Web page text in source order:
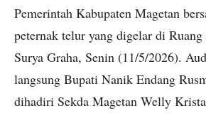
Pemerintah Kabupaten Magetan
peternak telur yang digelar di Ruang
Surya Graha, Senin (11/5/2026).
langsung Bupati Nanik Endang
dihadiri Sekda Magetan Welly